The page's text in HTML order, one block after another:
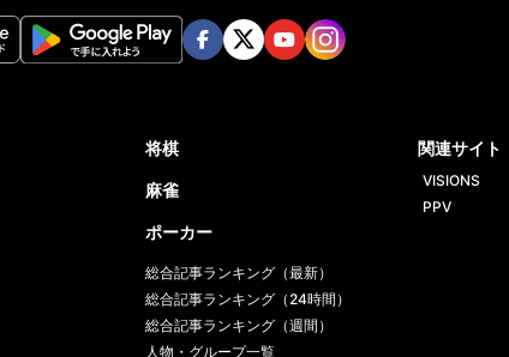
将棋
麻雀
ポーカー
総合記事ランキング（最新）
総合記事ランキング（24時間）
総合記事ランキング（週間）
人物・グループ一覧
関連サイト
VISIONS
PPV